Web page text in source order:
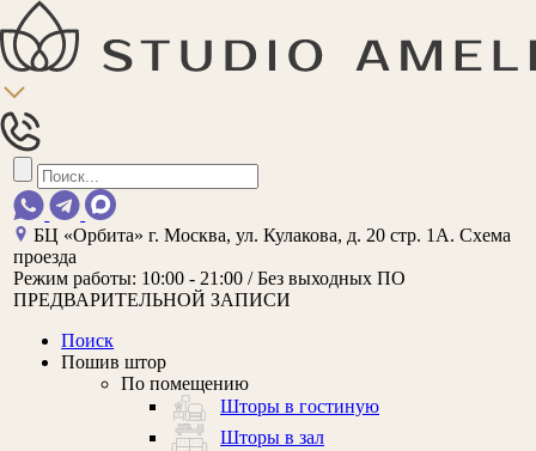
БЦ «Орбита»г. Москва, ул. Кулакова, д. 20 стр. 1А. Схема
проезда
Режим работы: 10:00 - 21:00 / Без выходных ПО
ПРЕДВАРИТЕЛЬНОЙ ЗАПИСИ
Поиск
Пошив штор
По помещению
Шторы в гостиную
Шторы в зал